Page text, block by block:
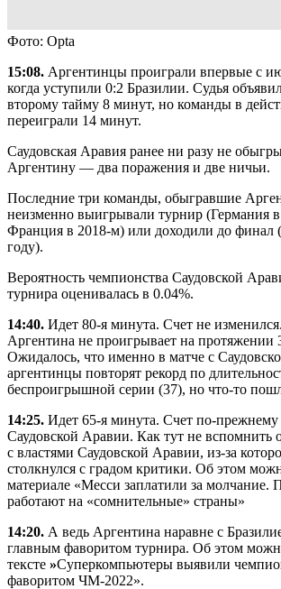
Фото: Opta
15:08. Аргентинцы проиграли впервые с
когда уступили 0:2 Бразилии. Судья
второму тайму 8 минут, но команды в
переиграли 14 минут.
Саудовская Аравия ранее ни разу не
Аргентину — два поражения и две ничьи.
Последние три команды, обыгравшие
неизменно выигрывали турнир (Германия
Франция в 2018-м) или доходили до финал
году).
Вероятность чемпионства Саудовской
турнира оценивалась в 0.04%.
14:40. Идет 80-я минута. Счет не
Аргентина не проигрывает на протяжении
Ожидалось, что именно в матче с
аргентинцы повторят рекорд по
беспроигрышной серии (37), но что-то
14:25. Идет 65-я минута. Счет по-прежнему
Саудовской Аравии. Как тут не вспомнить
с властями Саудовской Аравии, из-за
столкнулся с градом критики. Об этом
материале «Месси заплатили за молчание.
работают на «сомнительные» страны»
14:20. А ведь Аргентина наравне с
главным фаворитом турнира. Об этом
тексте »Суперкомпьютеры выявили
фаворитом ЧМ-2022».